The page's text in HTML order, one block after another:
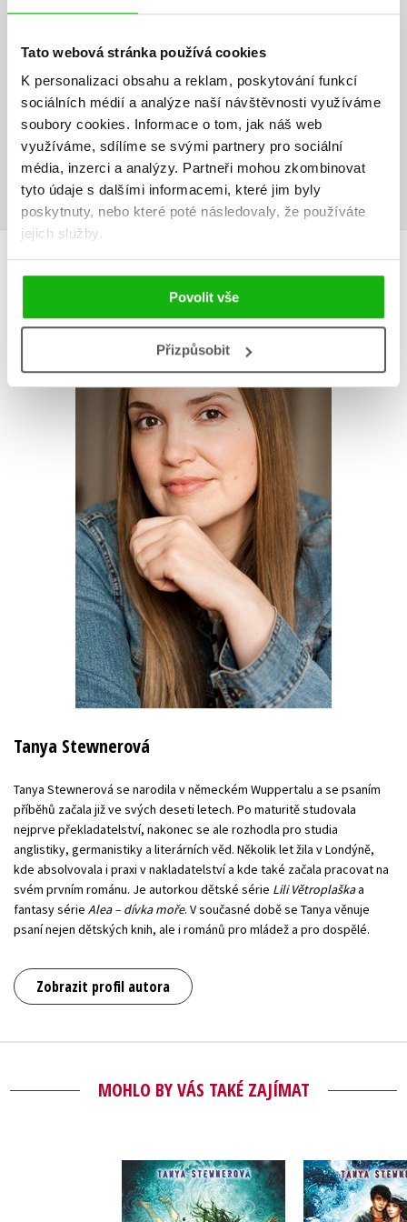
Tato webová stránka používá cookies
K personalizaci obsahu a reklam, poskytování funkcí
sociálních médií a analýze naší návštěvnosti využíváme
soubory cookies. Informace o tom, jak náš web
využíváme, sdílíme se svými partnery pro sociální
média, inzerci a analýzy. Partneři mohou zkombinovat
tyto údaje s dalšími informacemi, které jim byly
poskytnuty, nebo které poté následovaly, že používáte
jejich služby.
Povolit vše
Přizpůsobit
HODNOCENÍ ČTENÁŘŮ
V současné době nejsou vytvořena žádná uživatelská hodnocení.
Vaše hodnocení
Uživatelskou recenzi mohou vkládat pouze registrovaní uživatelé
Přihlásit
AUTOR KNIHY
Tanya Stewnerová
Tanya Stewnerová se narodila v německém Wuppertalu a se psaním
příběhů začala již ve svých deseti letech. Po maturitě studovala
nejprve překladatelství, nakonec se ale rozhodla pro studia
anglistiky, germanistiky a literárních věd. Několik let žila v Londýně,
kde absolvovala i praxi v nakladatelství a kde také začala pracovat na
svém prvním románu. Je autorkou dětské série Lili Větroplaškaa
fantasy série Alea – dívka moře. V současné době se Tanya věnuje
psaní nejen dětských knih, ale i románů pro mládež a pro dospělé.
Zobrazit profil autora
MOHLO BY VÁS TAKÉ ZAJÍMAT
Alea - dívka moře:
Barevné vody
Alea -
Hvězda